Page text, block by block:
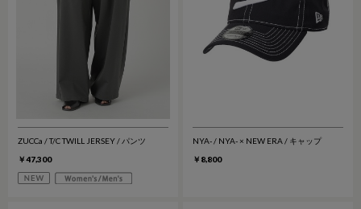
ZUCCa / T/C TWILL JERSEY / パンツ
￥47,300
NYA- / NYA- × NEW ERA / キャップ
￥8,800